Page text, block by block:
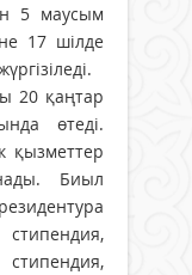
5 маусым
17 шілде
20 қаңтар
өтеді.
қызметтер
Биыл